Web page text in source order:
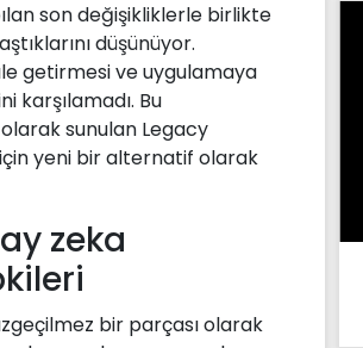
son değişikliklerle birlikte
düşünüyor.
getirmesi ve uygulamaya
karşılamadı. Bu
sunulan Legacy
yeni bir alternatif olarak
zeka
bir parçası olarak